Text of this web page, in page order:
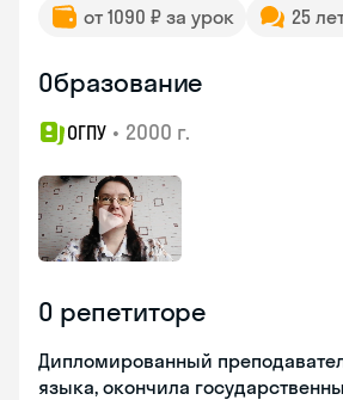
от 1090 ₽ за урок 25
Образование
ОГПУ • 2000 г.
О репетиторе
Дипломированный
языка, окончила